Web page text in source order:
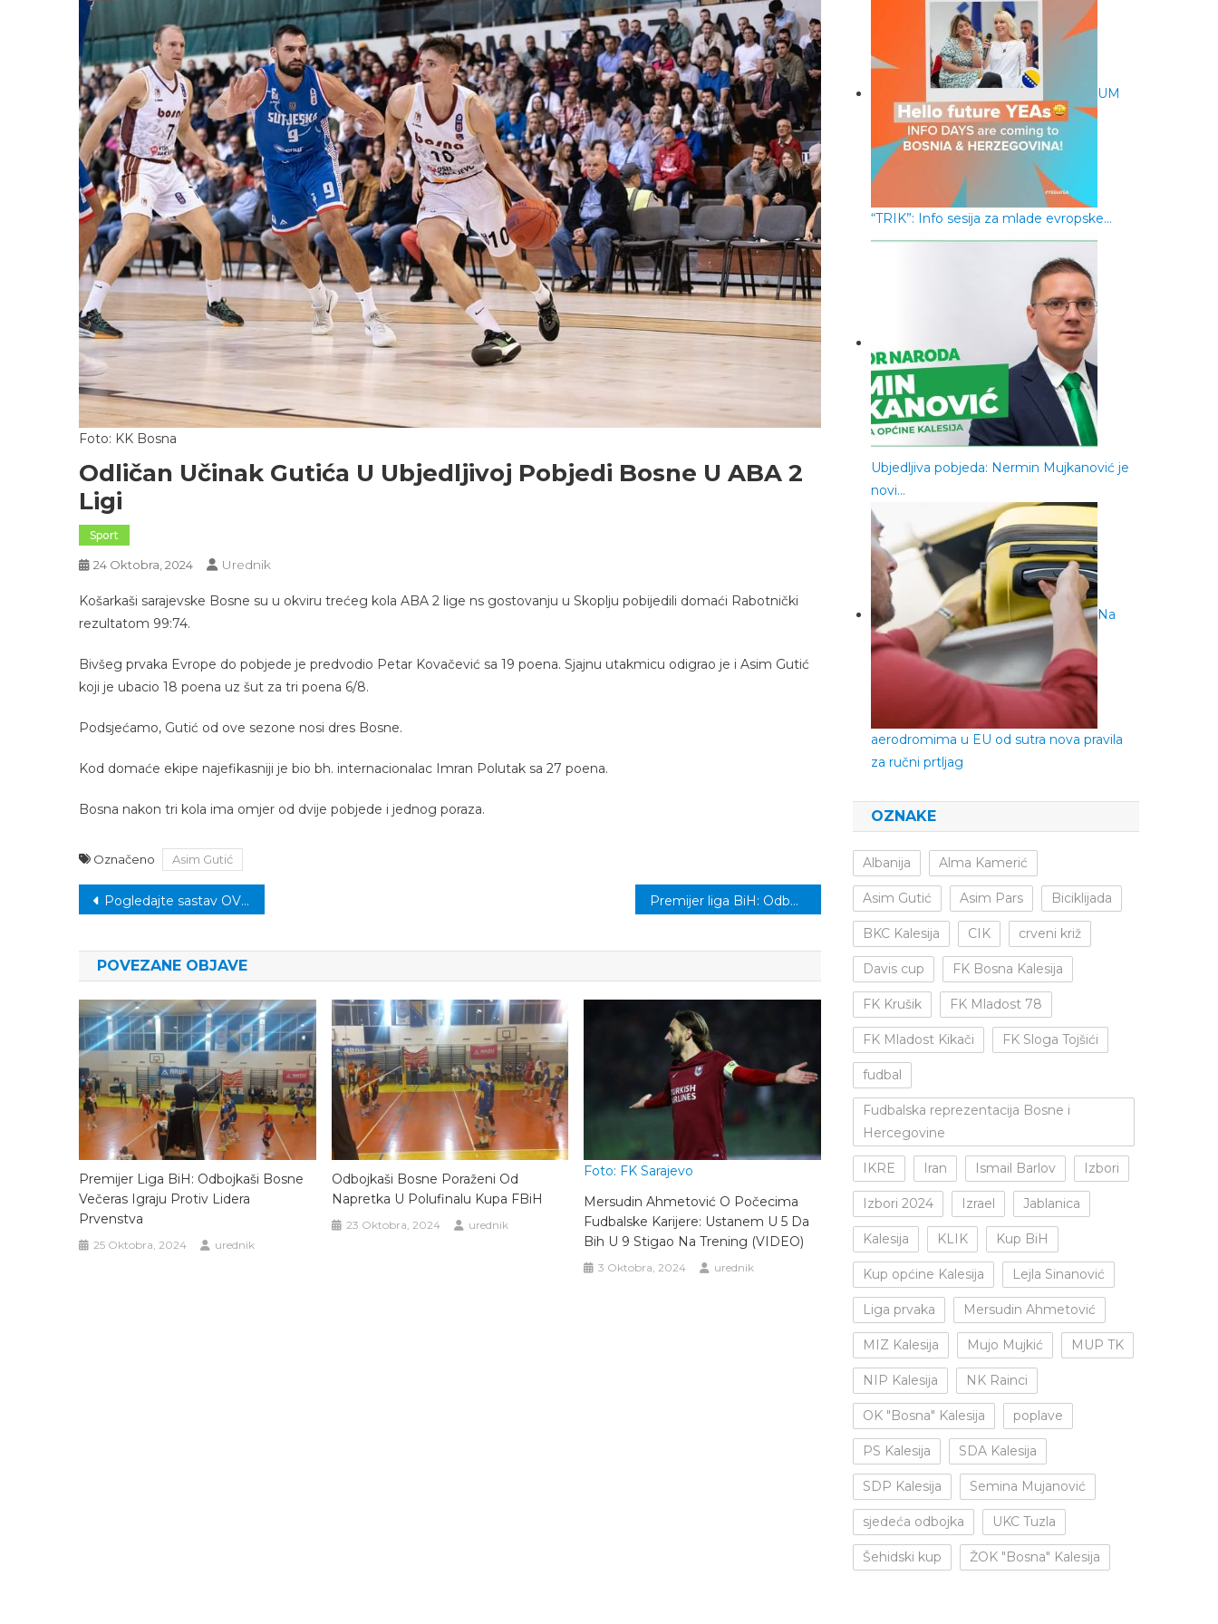
Foto: KK Bosna
Odličan Učinak Gutića U Ubjedljivoj Pobjedi Bosne U ABA 2
Ligi
Sport
24 Oktobra, 2024 Urednik
Košarkaši sarajevske Bosne su u okviru trećeg kola ABA 2 lige ns gostovanju u Skoplju pobijedili domaći Rabotnički
rezultatom 99:74.
Bivšeg prvaka Evrope do pobjede je predvodio Petar Kovačević sa 19 poena. Sjajnu utakmicu odigrao je i Asim Gutić
koji je ubacio 18 poena uz šut za tri poena 6/8.
Podsjećamo, Gutić od ove sezone nosi dres Bosne.
Kod domaće ekipe najefikasniji je bio bh. internacionalac Imran Polutak sa 27 poena.
Bosna nakon tri kola ima omjer od dvije pobjede i jednog poraza.
Označeno Asim Gutić
Navigacija
Pogledajte sastav OV Kalesija za mandat 2024-2028 Premijer liga BiH: Odbojkaši Bosne večeras igraju protiv lidera prvenstva
POVEZANE OBJAVE
Premijer Liga BiH: Odbojkaši Bosne
Večeras Igraju Protiv Lidera
Prvenstva
25 Oktobra, 2024 urednik
Odbojkaši Bosne Poraženi Od
Napretka U Polufinalu Kupa FBiH
23 Oktobra, 2024 urednik
Foto: FK Sarajevo
Mersudin Ahmetović O Počecima
Fudbalske Karijere: Ustanem U 5 Da
Bih U 9 Stigao Na Trening (VIDEO)
3 Oktobra, 2024 urednik
UM
“TRIK”: Info sesija za mlade evropske…
Ubjedljiva pobjeda: Nermin Mujkanović je
novi…
Na
aerodromima u EU od sutra nova pravila
za ručni prtljag
OZNAKE
Albanija Alma Kamerić
Asim Gutić Asim Pars Biciklijada
BKC Kalesija CIK crveni križ
Davis cup FK Bosna Kalesija
FK Krušik FK Mladost 78
FK Mladost Kikači FK Sloga Tojšići
fudbal
Fudbalska reprezentacija Bosne i
Hercegovine
IKRE Iran Ismail Barlov Izbori
Izbori 2024 Izrael Jablanica
Kalesija KLIK Kup BiH
Kup općine Kalesija Lejla Sinanović
Liga prvaka Mersudin Ahmetović
MIZ Kalesija Mujo Mujkić MUP TK
NIP Kalesija NK Rainci
OK "Bosna" Kalesija poplave
PS Kalesija SDA Kalesija
SDP Kalesija Semina Mujanović
sjedeća odbojka UKC Tuzla
Šehidski kup ŽOK "Bosna" Kalesija